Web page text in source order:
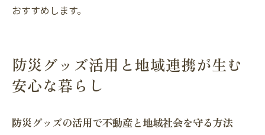
おすすめします。
防災グッズ活用と地域連携が生む
安心な暮らし
防災グッズの活用で不動産と地域社会を守る方法